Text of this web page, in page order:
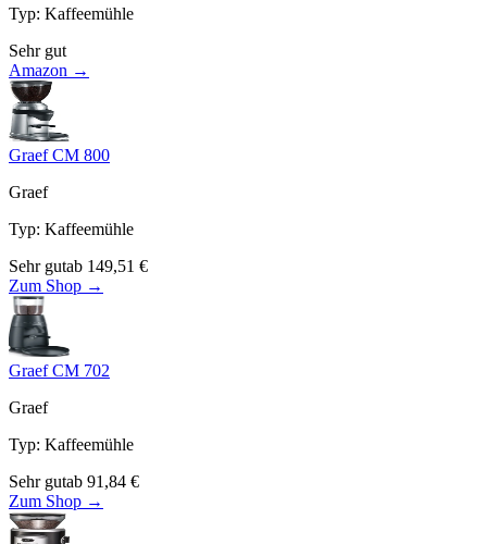
Typ: Kaffeemühle
Sehr gut
Amazon →
Graef CM 800
Graef
Typ: Kaffeemühle
Sehr gutab 149,51 €
Zum Shop →
Graef CM 702
Graef
Typ: Kaffeemühle
Sehr gutab 91,84 €
Zum Shop →